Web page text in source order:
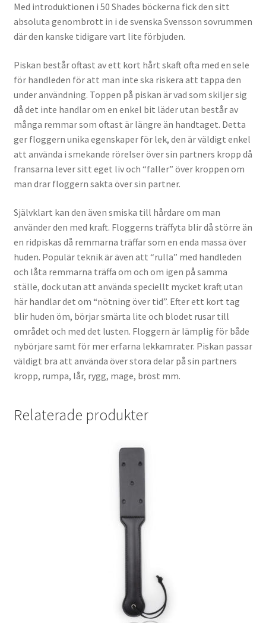
Med introduktionen i 50 Shades böckerna fick den sitt
absoluta genombrott in i de svenska Svensson sovrummen
där den kanske tidigare vart lite förbjuden.
Piskan består oftast av ett kort hårt skaft ofta med en sele
för handleden för att man inte ska riskera att tappa den
under användning. Toppen på piskan är vad som skiljer sig
då det inte handlar om en enkel bit läder utan består av
många remmar som oftast är längre än handtaget. Detta
ger floggern unika egenskaper för lek, den är väldigt enkel
att använda i smekande rörelser över sin partners kropp då
fransarna lever sitt eget liv och “faller” över kroppen om
man drar floggern sakta över sin partner.
Självklart kan den även smiska till hårdare om man
använder den med kraft. Floggerns träffyta blir då större än
en ridpiskas då remmarna träffar som en enda massa över
huden. Populär teknik är även att “rulla” med handleden
och låta remmarna träffa om och om igen på samma
ställe, dock utan att använda speciellt mycket kraft utan
här handlar det om “nötning över tid”. Efter ett kort tag
blir huden öm, börjar smärta lite och blodet rusar till
området och med det lusten. Floggern är lämplig för både
nybörjare samt för mer erfarna lekkamrater. Piskan passar
väldigt bra att använda över stora delar på sin partners
kropp, rumpa, lår, rygg, mage, bröst mm.
Relaterade produkter